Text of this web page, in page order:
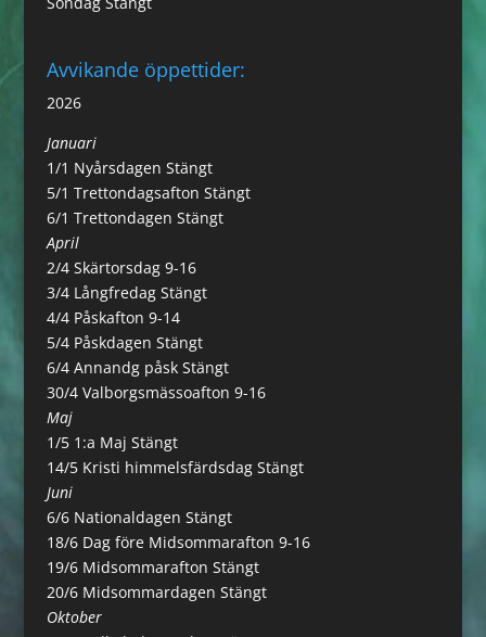
Avvikande öppettider:
2026
Januari
1/1 Nyårsdagen Stängt
5/1 Trettondagsafton Stängt
6/1 Trettondagen Stängt
April
2/4 Skärtorsdag 9-16
3/4 Långfredag Stängt
4/4 Påskafton 9-14
5/4 Påskdagen Stängt
6/4 Annandg påsk Stängt
30/4 Valborgsmässoafton 9-16
Maj
1/5 1:a Maj Stängt
14/5 Kristi himmelsfärdsdag Stängt
Juni
6/6 Nationaldagen Stängt
18/6 Dag före Midsommarafton 9-16
19/6 Midsommarafton Stängt
20/6 Midsommardagen Stängt
Oktober